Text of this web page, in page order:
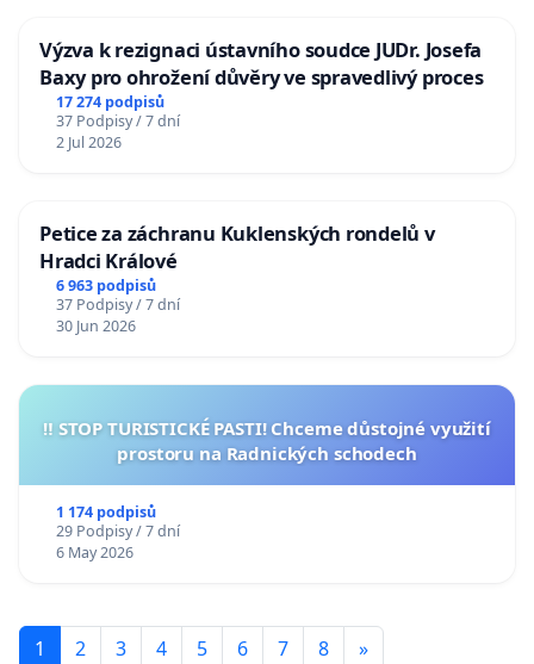
Výzva k rezignaci ústavního soudce JUDr. Josefa
Baxy pro ohrožení důvěry ve spravedlivý proces
17 274 podpisů
37 Podpisy / 7 dní
2 Jul 2026
Petice za záchranu Kuklenských rondelů v
Hradci Králové
6 963 podpisů
37 Podpisy / 7 dní
30 Jun 2026
‼️ STOP TURISTICKÉ PASTI! Chceme důstojné využití
prostoru na Radnických schodech
1 174 podpisů
29 Podpisy / 7 dní
6 May 2026
1 2 3 4 5 6 7 8 »